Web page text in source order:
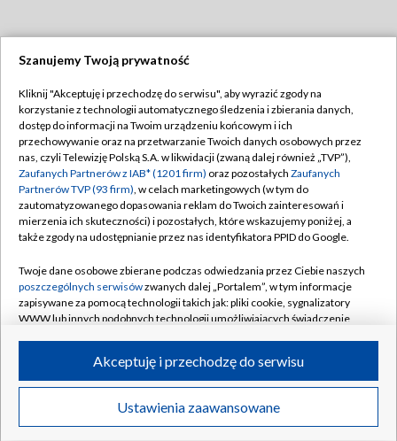
TVP
Abonament TVP
Emisja w TVP
Centrum informacji TVP
Naziemna Telewizja Cyfrowa
Rada Programowa
System NOS
Informacje o nadawcy
Program dla prasy
Ogłoszenie przetargowe
Regulamin TVP
Polityka prywatności
Moje zgody
Pomoc
Kontakt
Kanały
©2026 Telewizja Polska S.A. w likwidacji
Szanujemy Twoją prywatność
Kliknij "Akceptuję i przechodzę do serwisu", aby wyrazić zgody na
korzystanie z technologii automatycznego śledzenia i zbierania danych,
dostęp do informacji na Twoim urządzeniu końcowym i ich
przechowywanie oraz na przetwarzanie Twoich danych osobowych przez
nas, czyli Telewizję Polską S.A. w likwidacji (zwaną dalej również „TVP”),
Zaufanych Partnerów z IAB* (1201 firm) oraz pozostałych Zaufanych
Partnerów TVP (93 firm), w celach marketingowych (w tym do
zautomatyzowanego dopasowania reklam do Twoich zainteresowań i
mierzenia ich skuteczności) i pozostałych, które wskazujemy poniżej, a
także zgody na udostępnianie przez nas identyfikatora PPID do Google.
Twoje dane osobowe zbierane podczas odwiedzania przez Ciebie naszych
poszczególnych serwisówzwanych dalej „Portalem”, w tym informacje
zapisywane za pomocą technologii takich jak: pliki cookie, sygnalizatory
WWW lub innych podobnych technologii umożliwiających świadczenie
ruchu w Internecie.
Twoje dane osobowe zbierane podczas odwiedzania przez Ciebie
poszczególnych serwisówna Portalu, takie jak adresy IP, identyfikatory
Ustawienia zaawansowane
Akceptuję i przechodzę do serwisu